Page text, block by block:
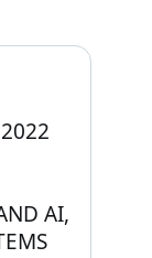
AI,